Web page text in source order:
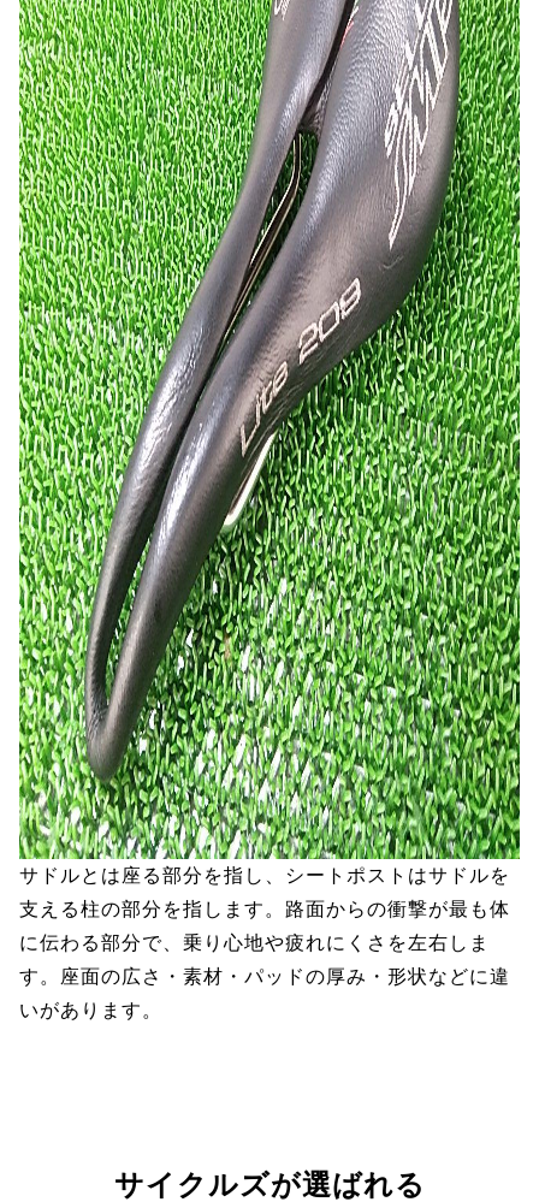
サドルとは座る部分を指し、シートポストはサドルを
支える柱の部分を指します。路面からの衝撃が最も体
に伝わる部分で、乗り心地や疲れにくさを左右しま
す。座面の広さ・素材・パッドの厚み・形状などに違
いがあります。
サイクルズが選ばれる